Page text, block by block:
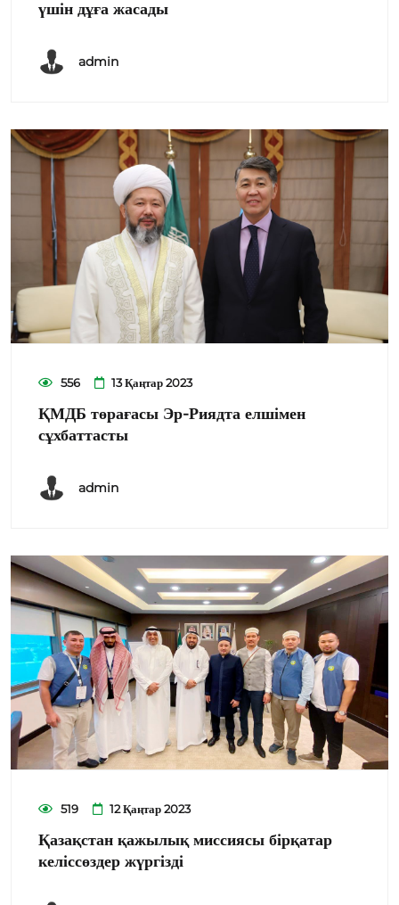
үшін дұға жасады
admin
556 13 Қаңтар 2023
ҚМДБ төрағасы Эр-Риядта елшімен
сұхбаттасты
admin
519 12 Қаңтар 2023
Қазақстан қажылық миссиясы бірқатар
келіссөздер жүргізді